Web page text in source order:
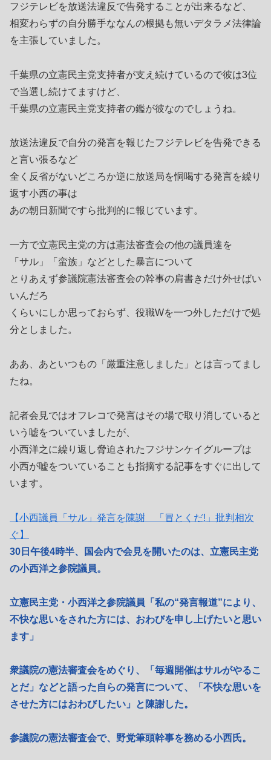
フジテレビを放送法違反で告発することが出来るなど、
相変わらずの自分勝手ななんの根拠も無いデタラメ法律論
を主張していました。
千葉県の立憲民主党支持者が支え続けているので彼は3位
で当選し続けてますけど、
千葉県の立憲民主党支持者の鑑が彼なのでしょうね。
放送法違反で自分の発言を報じたフジテレビを告発できる
と言い張るなど
全く反省がないどころか逆に放送局を恫喝する発言を繰り
返す小西の事は
あの朝日新聞ですら批判的に報じています。
一方で立憲民主党の方は憲法審査会の他の議員達を
「サル」「蛮族」などとした暴言について
とりあえず参議院憲法審査会の幹事の肩書きだけ外せばい
いんだろ
くらいにしか思っておらず、役職Wを一つ外しただけで処
分としました。
ああ、あといつもの「厳重注意しました」とは言ってまし
たね。
記者会見ではオフレコで発言はその場で取り消していると
いう嘘をついていましたが、
小西洋之に繰り返し脅迫されたフジサンケイグループは
小西が嘘をついていることも指摘する記事をすぐに出して
います。
【小西議員「サル」発言を陳謝 「冒とくだ!」批判相次
ぐ】
30日午後4時半、国会内で会見を開いたのは、立憲民主党
の小西洋之参院議員。
立憲民主党・小西洋之参院議員「私の“発言報道”により、
不快な思いをされた方には、おわびを申し上げたいと思い
ます」
衆議院の憲法審査会をめぐり、「毎週開催はサルがやるこ
とだ」などと語った自らの発言について、「不快な思いを
させた方にはおわびしたい」と陳謝した。
参議院の憲法審査会で、野党筆頭幹事を務める小西氏。